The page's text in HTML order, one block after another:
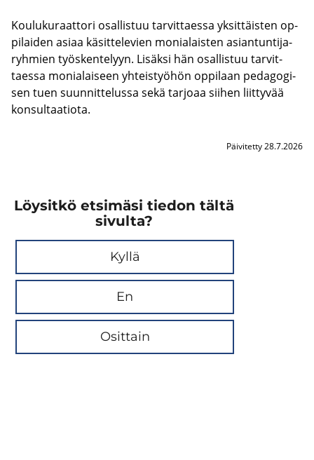
Kou­lu­ku­raat­to­ri osal­lis­tuu tar­vit­taes­sa yk­sit­täis­ten op­
pi­lai­den asiaa kä­sit­te­le­vien mo­nia­lais­ten asian­tun­ti­ja­
ryh­mien työs­ken­te­lyyn. Li­säk­si hän osal­lis­tuu tar­vit­
taes­sa mo­nia­lai­seen yh­teis­työ­hön op­pi­laan pe­da­go­gi­
sen tuen suun­nit­te­lus­sa sekä tar­jo­aa sii­hen liit­ty­vää
kon­sul­taa­tio­ta.
Päivitetty 28.7.2026
Löysitkö etsimäsi tiedon tältä
sivulta?
Kyllä
En
Osittain